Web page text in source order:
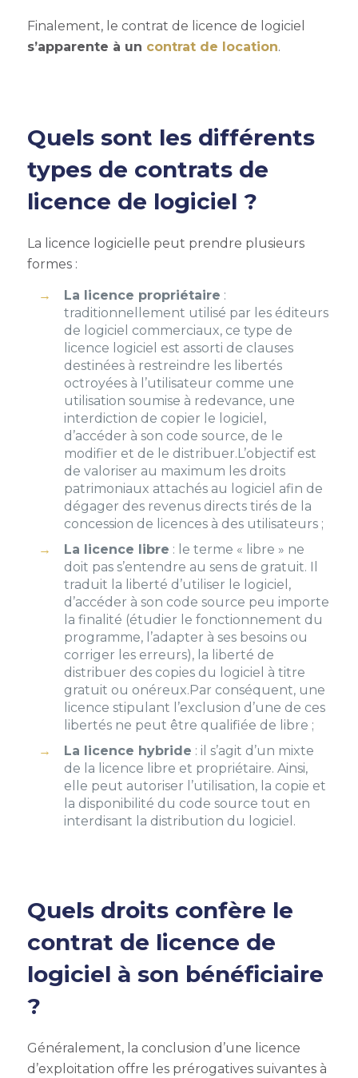
Finalement, le contrat de licence de logiciel
s’apparente à un contrat de location.
Quels sont les différents
types de contrats de
licence de logiciel ?
La licence logicielle peut prendre plusieurs
formes :
La licence propriétaire :
traditionnellement utilisé par les éditeurs
de logiciel commerciaux, ce type de
licence logiciel est assorti de clauses
destinées à restreindre les libertés
octroyées à l’utilisateur comme une
utilisation soumise à redevance, une
interdiction de copier le logiciel,
d’accéder à son code source, de le
modifier et de le distribuer.L’objectif est
de valoriser au maximum les droits
patrimoniaux attachés au logiciel afin de
dégager des revenus directs tirés de la
concession de licences à des utilisateurs ;
La licence libre : le terme « libre » ne
doit pas s’entendre au sens de gratuit. Il
traduit la liberté d’utiliser le logiciel,
d’accéder à son code source peu importe
la finalité (étudier le fonctionnement du
programme, l’adapter à ses besoins ou
corriger les erreurs), la liberté de
distribuer des copies du logiciel à titre
gratuit ou onéreux.Par conséquent, une
licence stipulant l’exclusion d’une de ces
libertés ne peut être qualifiée de libre ;
La licence hybride : il s’agit d’un mixte
de la licence libre et propriétaire. Ainsi,
elle peut autoriser l’utilisation, la copie et
la disponibilité du code source tout en
interdisant la distribution du logiciel.
Quels droits confère le
contrat de licence de
logiciel à son bénéficiaire
?
Généralement, la conclusion d’une licence
d’exploitation offre les prérogatives suivantes à